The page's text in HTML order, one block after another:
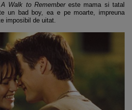
A Walk to Remembereste mama si tatal
un bad boy, ea e pe moarte, impreuna
imposibil de uitat.